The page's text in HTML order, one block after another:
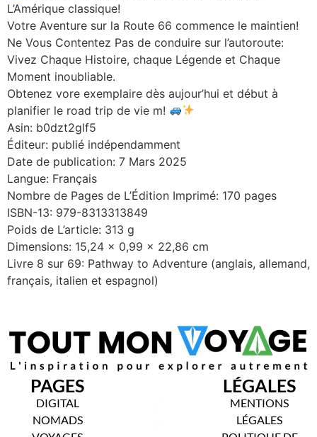
L’Amérique classique!
Votre Aventure sur la Route 66 commence le maintien!
Ne Vous Contentez Pas de conduire sur l’autoroute:
Vivez Chaque Histoire, chaque Légende et Chaque
Moment inoubliable.
Obtenez vore exemplaire dès aujour’hui et début à
planifier le road trip de vie m!
Asin: b0dzt2glf5
Éditeur: publié indépendamment
Date de publication: 7 Mars 2025
Langue: Français
Nombre de Pages de L’Édition Imprimé: 170 pages
ISBN-13: 979-8313313849
Poids de L’article: 313 g
Dimensions: 15,24 x 0,99 x 22,86 cm
Livre 8 sur 69: Pathway to Adventure (anglais, allemand,
français, italien et espagnol)
PAGES
DIGITAL
NOMADS
LÉGALES
MENTIONS
LÉGALES